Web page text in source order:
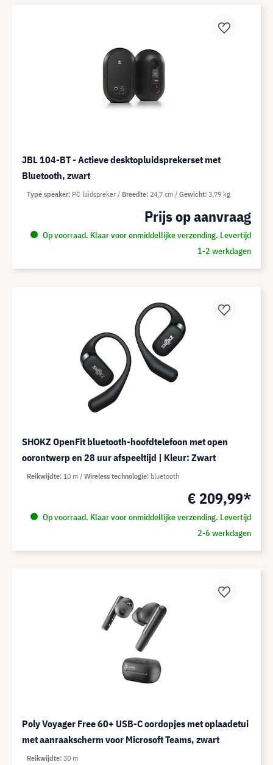
JBL 104-BT - Actieve desktopluidsprekerset met
Bluetooth, zwart
Prijs op aanvraag
Op voorraad. Klaar voor onmiddellijke verzending. Levertijd
1-2 werkdagen
Type speaker PC luidspreker Breedte 24,7 cm Gewicht 3,79 kg
SHOKZ OpenFit bluetooth-hoofdtelefoon met open
oorontwerp en 28 uur afspeeltijd | Kleur: Zwart
€ 209,99*
Op voorraad. Klaar voor onmiddellijke verzending. Levertijd
2-6 werkdagen
Reikwijdte 10 m Wireless technologie bluetooth
Poly Voyager Free 60+ USB-C oordopjes met oplaadetui
met aanraakscherm voor Microsoft Teams, zwart
Reikwijdte 30 m